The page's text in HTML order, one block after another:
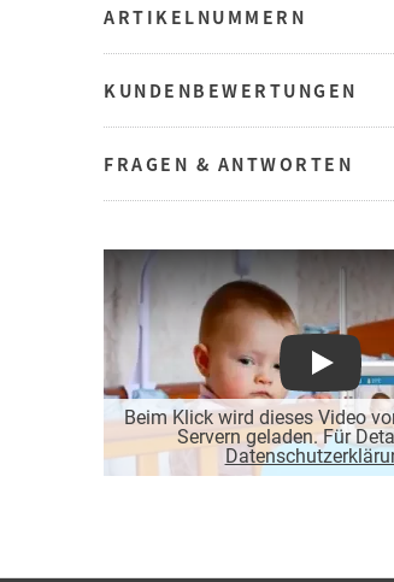
ARTIKELNUMMERN
KUNDENBEWERTUNGEN
FRAGEN & ANTWORTEN
Beim Klick wird dieses Video
Servern geladen. Für
Play